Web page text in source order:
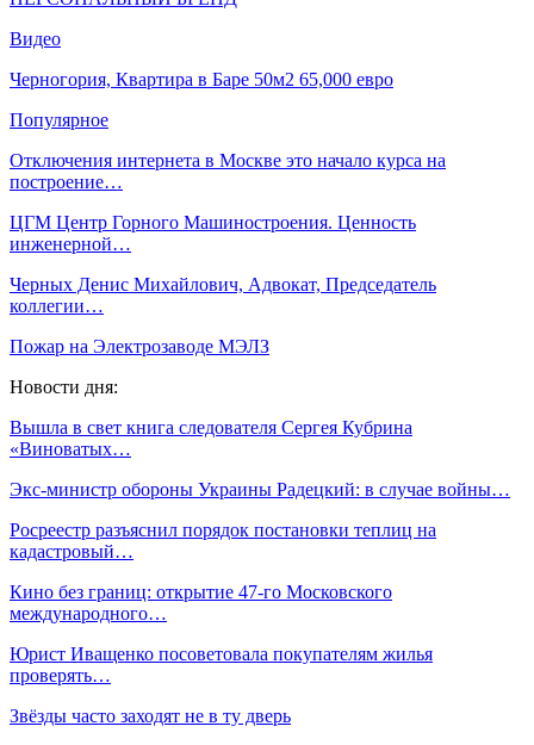
Видео
Черногория, Квартира в Баре 50м2 65,000 евро
Популярное
Отключения интернета в Москве это начало курса на
построение…
ЦГМ Центр Горного Машиностроения. Ценность
инженерной…
Черных Денис Михайлович, Адвокат, Председатель
коллегии…
Пожар на Электрозаводе МЭЛЗ
Новости дня:
Вышла в свет книга следователя Сергея Кубрина
«Виноватых…
Экс-министр обороны Украины Радецкий: в случае войны…
Росреестр разъяснил порядок постановки теплиц на
кадастровый…
Кино без границ: открытие 47-го Московского
международного…
Юрист Иващенко посоветовала покупателям жилья
проверять…
Звёзды часто заходят не в ту дверь